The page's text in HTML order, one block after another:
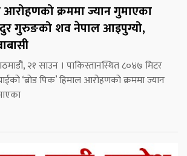
आरोहणको क्रममा ज्यान गुमाएका
गुरुङको शव नेपाल आइपुग्यो,
२१ साउन । पाकिस्तानस्थित ८०४७ मिटर
‘ब्रोड पिक’ हिमाल आरोहणको क्रममा ज्यान